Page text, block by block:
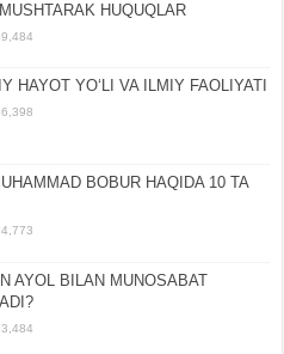
HUQUQLAR
HAYOT YOʻLI VA ILMIY FAOLIYATI
BOBUR HAQIDA 10 TA
AYOL BILAN MUNOSABAT